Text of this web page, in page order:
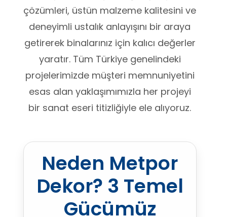
çözümleri, üstün malzeme kalitesini ve
deneyimli ustalık anlayışını bir araya
getirerek binalarınız için kalıcı değerler
yaratır. Tüm Türkiye genelindeki
projelerimizde müşteri memnuniyetini
esas alan yaklaşımımızla her projeyi
bir sanat eseri titizliğiyle ele alıyoruz.
Neden Metpor
Dekor? 3 Temel
Gücümüz